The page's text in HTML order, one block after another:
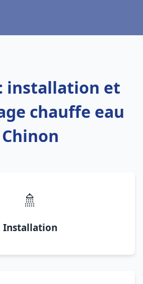
installation et
chauffe eau
Chinon
🚿
Installation